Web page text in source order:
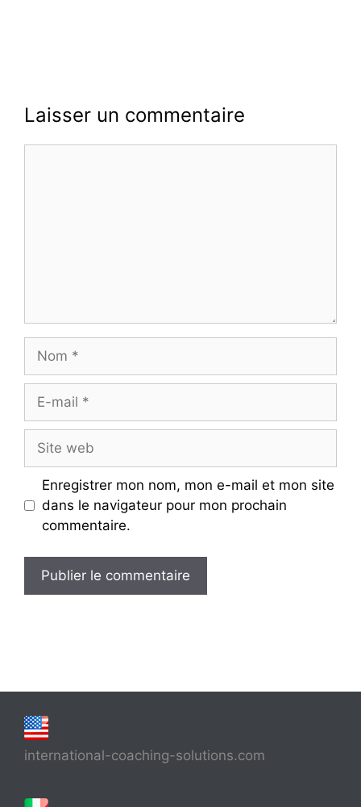
Laisser un commentaire
Nom
Site
web
Enregistrer mon nom, mon e-mail et mon site
dans le navigateur pour mon prochain
commentaire.
international-coaching-solutions.com